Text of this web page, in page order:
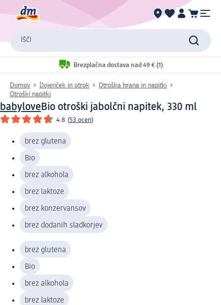
Išči
Brezplačna dostava nad 49 € (1)
Domov Dojenček in otrok
Otroška hrana in napitki
Otroški napitki
babyloveBio otroški jabolčni napitek, 330 ml
4.8 (53 ocen)
brez glutena
Bio
brez alkohola
brez laktoze
brez konzervansov
brez dodanih sladkorjev
brez glutena
Bio
brez alkohola
brez laktoze